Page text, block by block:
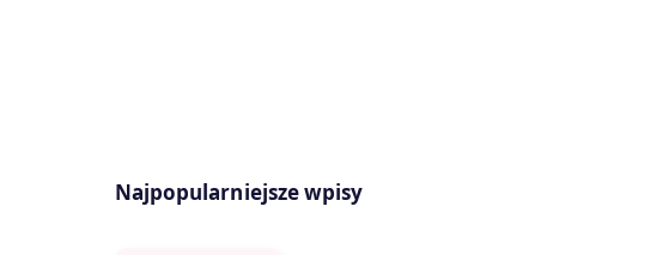
Najpopularniejsze wpisy